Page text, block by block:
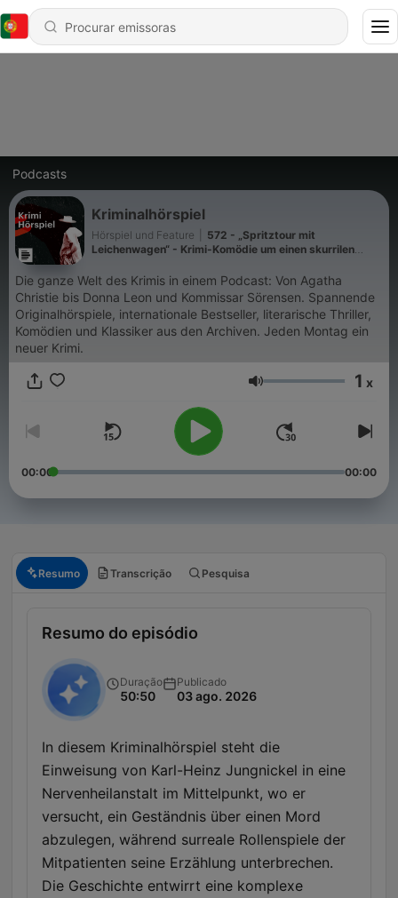
Podcasts
Kriminalhörspiel
Hörspiel und Feature
572 - „Spritztour mit
Leichenwagen“ - Krimi-Komödie um einen skurrilen
Die ganze Welt des Krimis in einem Podcast: Von Agatha
Christie bis Donna Leon und Kommissar Sörensen. Spannende
Originalhörspiele, internationale Bestseller, literarische Thriller,
Komödien und Klassiker aus den Archiven. Jeden Montag ein
neuer Krimi.
Volume 1 x
00:00 00:00
Resumo Transcrição Pesquisa
Resumo do episódio
Duração
50:50
Publicado
03 ago. 2026
In diesem Kriminalhörspiel steht die
Einweisung von Karl-Heinz Jungnickel in eine
Nervenheilanstalt im Mittelpunkt, wo er
versucht, ein Geständnis über einen Mord
abzulegen, während surreale Rollenspiele der
Mitpatienten seine Erzählung unterbrechen.
Die Geschichte entwirrt eine komplexe